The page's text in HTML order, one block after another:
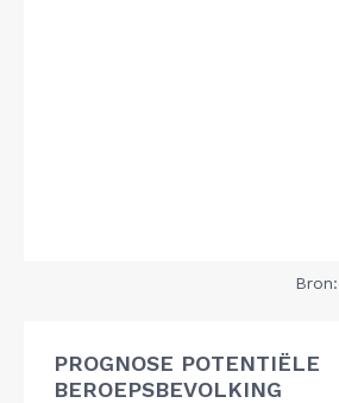
Bron:
PROGNOSE POTENTIËLE
BEROEPSBEVOLKING